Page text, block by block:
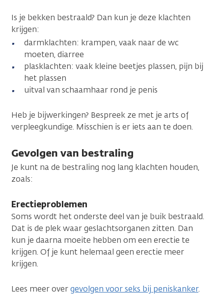
Is je bekken bestraald? Dan kun je deze klachten
krijgen:
darmklachten: krampen, vaak naar de wc
moeten, diarree
plasklachten: vaak kleine beetjes plassen, pijn bij
het plassen
uitval van schaamhaar rond je penis
Heb je bijwerkingen? Bespreek ze met je arts of
verpleegkundige. Misschien is er iets aan te doen.
Gevolgen van bestraling
Je kunt na de bestraling nog lang klachten houden,
zoals:
Erectieproblemen
Soms wordt het onderste deel van je buik bestraald.
Dat is de plek waar geslachtsorganen zitten. Dan
kun je daarna moeite hebben om een erectie te
krijgen. Of je kunt helemaal geen erectie meer
krijgen.
Lees meer overgevolgen voor seks bij peniskanker.